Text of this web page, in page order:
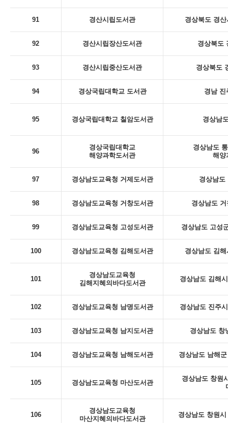
91 경산시립도서관 경상북도 경
92 경산시립장산도서관 경상북도
93 경산시립중산도서관 경상북도
94 경상국립대학교 도서관 경남 진
95 경상국립대학교 칠암도서관 경상남
96
경상국립대학교
해양과학도서관
경상남도
해양
97 경상남도교육청 거제도서관 경상남도
98 경상남도교육청 거창도서관 경상남도
99 경상남도교육청 고성도서관 경상남도 고성
100 경상남도교육청 김해도서관 경상남도 김
101
경상남도교육청
김해지혜의바다도서관
경상남도 김해
102 경상남도교육청 남명도서관 경상남도 진주
103 경상남도교육청 남지도서관 경상남도 창
104 경상남도교육청 남해도서관 경상남도 남해
105 경상남도교육청 마산도서관
경상남도 창원
106
경상남도교육청
마산지혜의바다도서관
경상남도 창원